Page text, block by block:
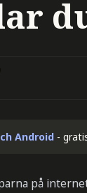
Android -
på